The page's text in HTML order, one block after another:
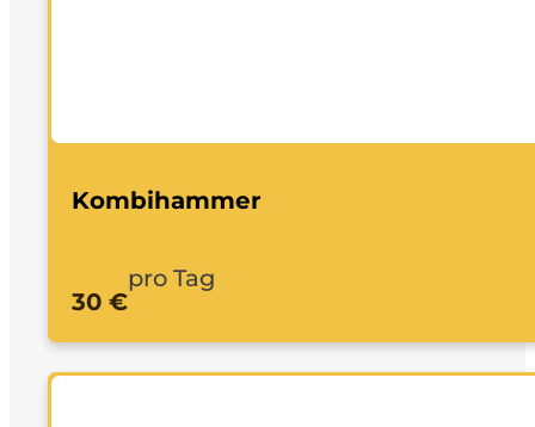
Kombihammer
30 €
pro Tag